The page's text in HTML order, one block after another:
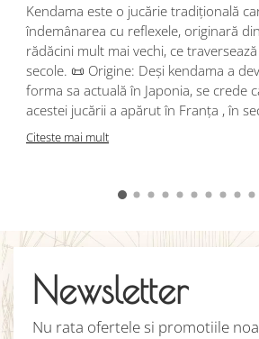
Kendama este o jucărie tradițională
îndemânarea cu reflexele, originară
rădăcini mult mai vechi, ce
secole. 📜 Origine: Deși kendama a
forma sa actuală în Japonia, se crede
acestei jucării a apărut în Franța , în
Citeste mai mult
Newsletter
Nu rata ofertele si promotiile